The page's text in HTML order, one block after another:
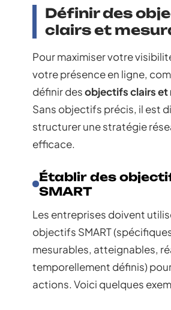
Définir des
clairs et
Pour maximiser votre
votre présence en ligne,
définir desobjectifs clairs et
Sans objectifs précis, il est
structurer une stratégie
efficace.
Établir des
SMART
Les entreprises doivent
objectifs SMART
mesurables, atteignables,
temporellement définis)
actions. Voici quelques